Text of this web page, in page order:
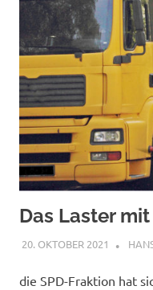
Das Laster
20. OKTOBER 2021
die SPD-Fraktion hat